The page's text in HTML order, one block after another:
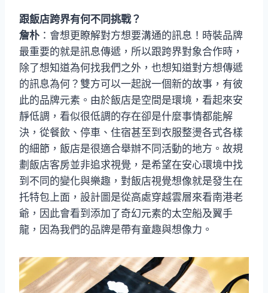
跟飯店跨界有何不同挑戰？
詹朴 ：會想更瞭解對方想要溝通的訊息！時裝品牌
最重要的就是訊息傳遞，所以跟跨界對象合作時，
除了想知道為何找我們之外，也想知道對方想傳遞
的訊息為何？雙方可以一起說一個新的故事，有彼
此的品牌元素。由於飯店是空間是環境，看起來安
靜低調，看似很低調的存在卻是什麼事情都能解
決，從餐飲、停車、住宿甚至到衣服整燙各式各樣
的細節，飯店是很適合舉辦不同活動的地方。故規
劃飯店客房並非追求視覺，是希望在安心環境中找
到不同的變化與樂趣，對飯店視覺想像就是發生在
托特包上面，設計圖是從高處穿越雲層來看南港老
爺，因此會看到添加了奇幻元素的太空船及翼手
龍，因為我們的品牌是帶有童趣與想像力。